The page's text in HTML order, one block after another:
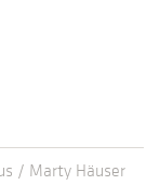
/ Marty Häuser